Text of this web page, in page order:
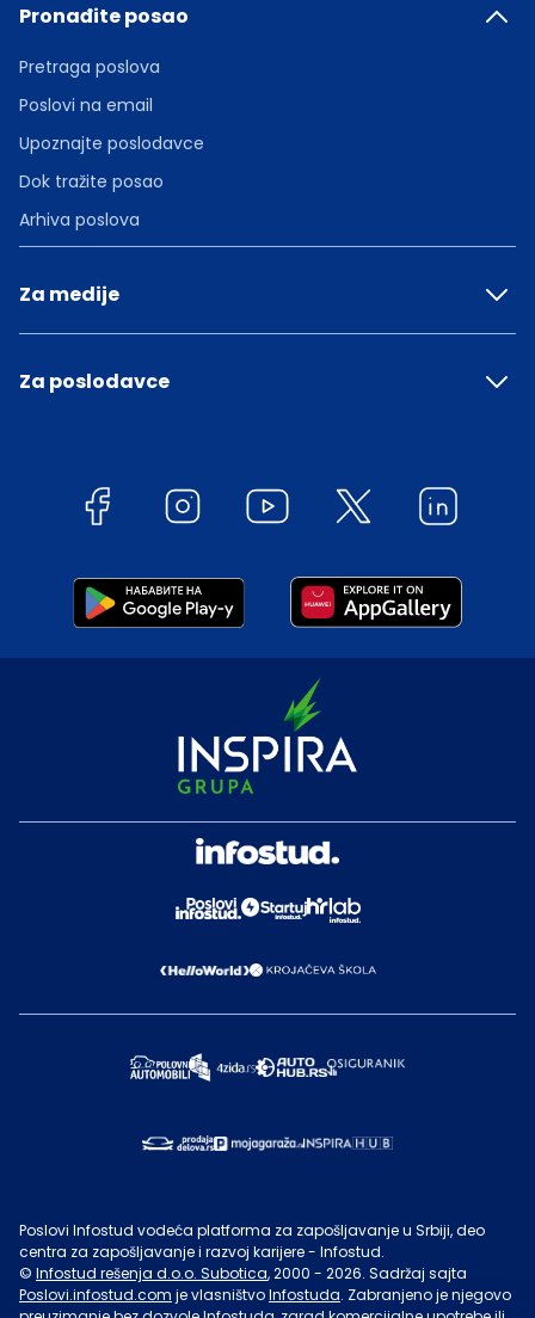
Pronađite posao
Pretraga poslova
Poslovi na email
Upoznajte poslodavce
Dok tražite posao
Arhiva poslova
Za medije
Za poslodavce
Poslovi Infostud vodeća platforma za zapošljavanje u Srbiji, deo
centra za zapošljavanje i razvoj karijere - Infostud.
© Infostud rešenja d.o.o. Subotica, 2000 - 2026. Sadržaj sajta
Poslovi.infostud.com je vlasništvoInfostuda. Zabranjeno je njegovo